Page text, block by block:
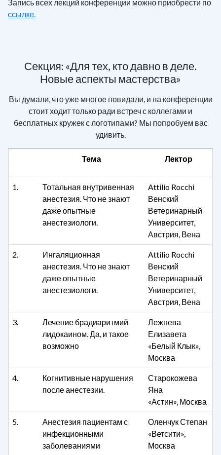
Запись всех лекций конференции можно приобрести по
ссылке.
Секция: «Для тех, кто давно в деле.
Новые аспекты мастерства»
Вы думали, что уже многое повидали, и на конференции
стоит ходит только ради встреч с коллегами и
бесплатных кружек с логотипами? Мы попробуем вас
удивить.
Тема Лектор
1.
Тотальная внутривенная
анестезия. Что не знают
даже опытные
анестезиологи.
Attilio Rocchi
Венский
Ветеринарный
Университет,
Австрия, Вена
2.
Ингаляционная
анестезия. Что не знают
даже опытные
анестезиологи.
Attilio Rocchi
Венский
Ветеринарный
Университет,
Австрия, Вена
3.
Лечение брадиаритмий
лидокаином. Да, и такое
возможно
Лежнева
Елизавета
«Белый Клык»,
Москва
4.
Когнитивные нарушения
после анестезии.
Старокожева
Яна
«Астин», Москва
5.
Анестезия пациентам с
инфекционными
заболеваниями
Оленчук Степан
«Ветсити»,
Москва